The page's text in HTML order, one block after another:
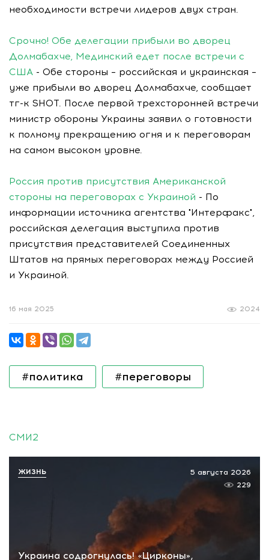
необходимости встречи лидеров двух стран.
Срочно! Обе делегации прибыли во дворец
Долмабахче, Мединский едет после встречи с
США - Обе стороны – российская и украинская –
уже прибыли во дворец Долмабахче, сообщает
тг-к SHOT. После первой трехсторонней встречи
министр обороны Украины заявил о готовности
к полному прекращению огня и к переговорам
на самом высоком уровне.
Россия против присутствия Американской
стороны на переговорах с Украиной - По
информации источника агентства "Интерфакс",
российская делегация выступила против
присутствия представителей Соединенных
Штатов на прямых переговорах между Россией
и Украиной.
2024
16 мая 2025
#политика #переговоры
СМИ2
Украина содрогнулась! «Цирконы»,
5 августа 2026
229
ЖИЗНЬ